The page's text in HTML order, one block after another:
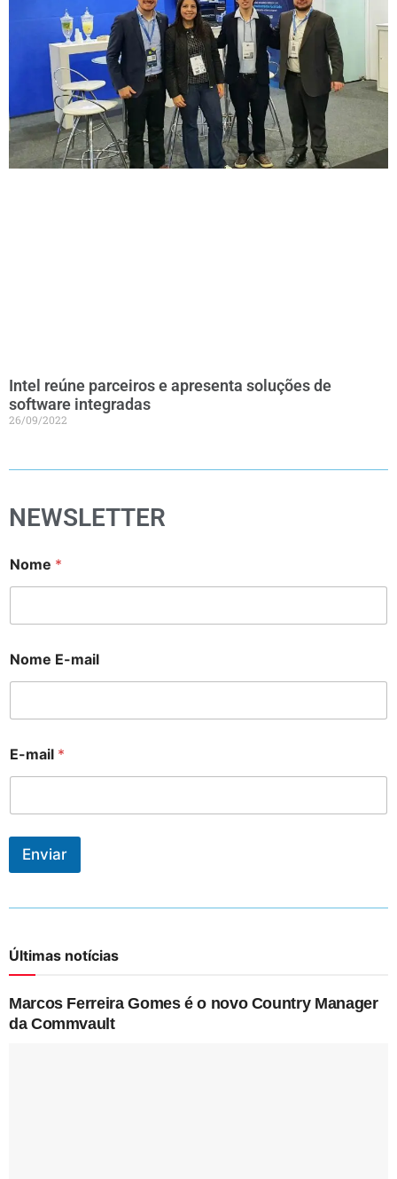
Intel reúne parceiros e apresenta soluções de
software integradas
26/09/2022
NEWSLETTER
Nome *
Nome E-mail
E-mail *
Enviar
Últimas notícias
Marcos Ferreira Gomes é o novo Country Manager
da Commvault